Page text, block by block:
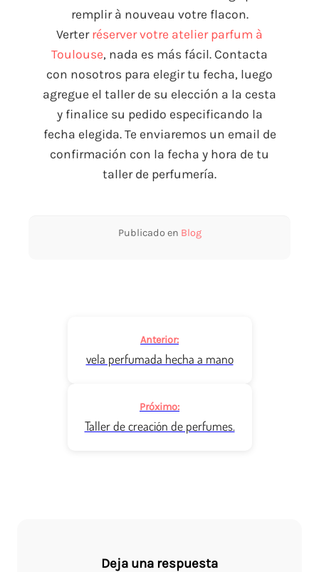
remplir à nouveau votre flacon.
Verter réserver votre atelier parfum à
Toulouse, nada es más fácil. Contacta
con nosotros para elegir tu fecha, luego
agregue el taller de su elección a la cesta
y finalice su pedido especificando la
fecha elegida. Te enviaremos un email de
confirmación con la fecha y hora de tu
taller de perfumería.
Publicado en Blog
publicaciones
Anterior:
vela perfumada hecha a mano
Próximo:
Taller de creación de perfumes.
Deja una respuesta